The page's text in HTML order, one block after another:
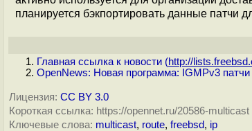
планируется бэкпортировать данные патчи
Главная ссылка к новости (http://
OpenNews: Новая программа: IGMPv3
Лицензия: CC BY 3.0
Короткая ссылка: https://opennet.ru/20586-multicast
Ключевые слова: multicast, route, freebsd, ip